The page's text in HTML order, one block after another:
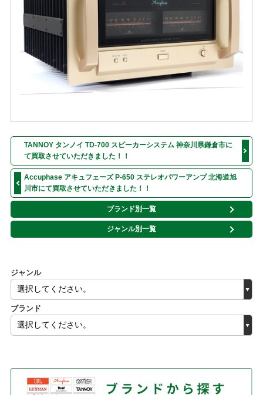
ジャンル
ブランド
TANNOY タンノイ TD-700 スピーカーシステム 神奈川県鎌倉市に
て買取させていただきました！！
Accuphase アキュフェーズ P-650 ステレオパワーアンプ 北海道旭
川市にて買取させていただきました！！
ブランド別一覧
ジャンル別一覧